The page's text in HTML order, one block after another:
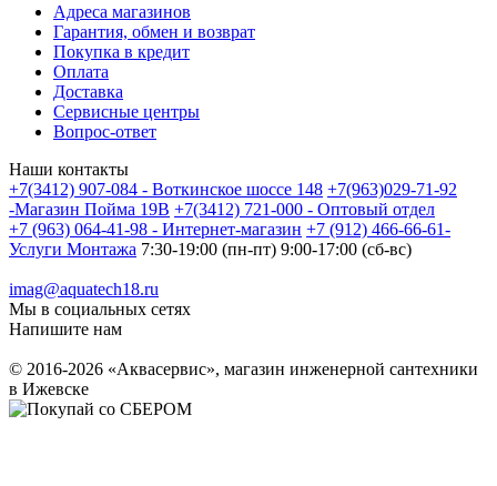
Адреса магазинов
Гарантия, обмен и возврат
Покупка в кредит
Оплата
Доставка
Сервисные центры
Вопрос-ответ
Наши контакты
+7(3412) 907-084 - Воткинское шоссе 148 +7(963)029-71-92
-Магазин Пойма 19В +7(3412) 721-000 - Оптовый отдел
+7 (963) 064-41-98 - Интернет-магазин +7 (912) 466-66-61-
Услуги Монтажа 7:30-19:00 (пн-пт) 9:00-17:00 (сб-вс)
imag@aquatech18.ru
Мы в социальных сетях
Напишите нам
© 2016-2026 «Аквасервис», магазин инженерной сантехники
в Ижевске